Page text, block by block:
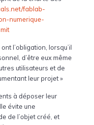
fablab-
numerique-
l’obligation, lorsqu’il
d’être eux même
utilisateurs et de
leur projet »
à déposer leur
évite une
de l’objet créé, et